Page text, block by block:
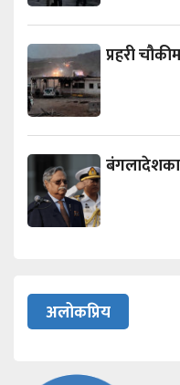
प्रहरी
बंगलादेशका
अलोकप्रिय